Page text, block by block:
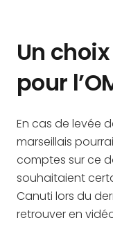
Un
pour
En cas de levée
marseillais
comptes sur ce
souhaitaient
Canuti lors du
retrouver en